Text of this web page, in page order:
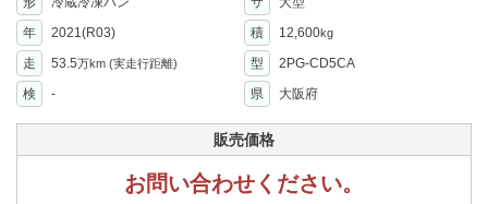
年
2021(R03) 積 12,600kg
走 53.5万km (実走行距離) 型
2PG-CD5CA
検
- 県 大阪府
販売価格
お問い合わせください。